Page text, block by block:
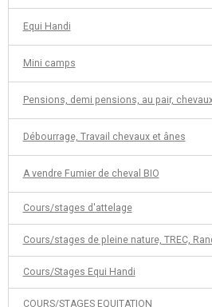
Equi Handi
Mini camps
Pensions, demi pensions, au pair,
Débourrage, Travail chevaux et ânes
A vendre Fumier de cheval BIO
Cours/stages d'attelage
Cours/stages de pleine nature, TREC,
Cours/Stages Equi Handi
COURS/STAGES EQUITATION